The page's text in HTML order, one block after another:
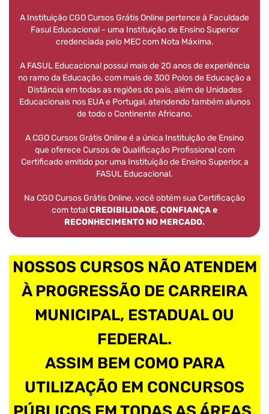
A Instituição CGO Cursos Grátis Online pertence à Faculdade
Fasul Educacional - uma Instituição de Ensino Superior
credenciada pelo MEC com Nota Máxima.
A FASUL Educacional possui mais de 20 anos de experiência
no ramo da Educação, com mais de 300 Polos de Educação a
Distância em todas as regiões do país, além de Unidades
Educacionais nos EUA e Portugal, atendendo também alunos
de todo o Continente Africano.
A CGO Cursos Grátis Online é a única Instituição de Ensino
que oferece Cursos de Qualificação Profissional com
Certificado emitido por uma Instituição de Ensino Superior, a
FASUL Educacional.
Na CGO Cursos Grátis Online, você obtém sua Certificação
com totalCREDIBILIDADE, CONFIANÇA e
RECONHECIMENTO NO MERCADO.
NOSSOS CURSOS NÃO ATENDEM
À PROGRESSÃO DE CARREIRA
MUNICIPAL, ESTADUAL OU
FEDERAL.
ASSIM BEM COMO PARA
UTILIZAÇÃO EM CONCURSOS